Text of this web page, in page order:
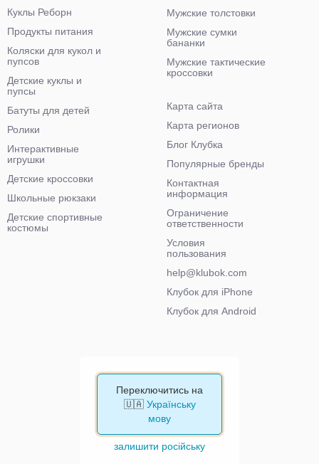
Мужские толстовки
Мужские сумки
бананки
Мужские тактические
кроссовки
Куклы Реборн
Продукты питания
Коляски для кукол и
пупсов
Детские куклы и
пупсы
Батуты для детей
Ролики
Интерактивные
игрушки
Детские кроссовки
Школьные рюкзаки
Детские спортивные
костюмы
Карта сайта
Карта регионов
Блог Клубка
Популярные бренды
Контактная
информация
Ограничение
ответственности
Условия
пользования
help@klubok.com
Клубок для iPhone
Клубок для Android
Переключитись на
🇺🇦 Українську
мову
залишити російську